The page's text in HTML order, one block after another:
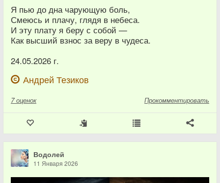
Я пью до дна чарующую боль,
Смеюсь и плачу, глядя в небеса.
И эту плату я беру с собой —
Как высший взнос за веру в чудеса.
24.05.2026 г.
Андрей Тезиков
7 оценок Прокомментировать
Водолей
11 Января 2026